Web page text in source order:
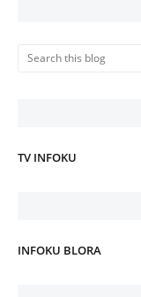
TV INFOKU
INFOKU BLORA